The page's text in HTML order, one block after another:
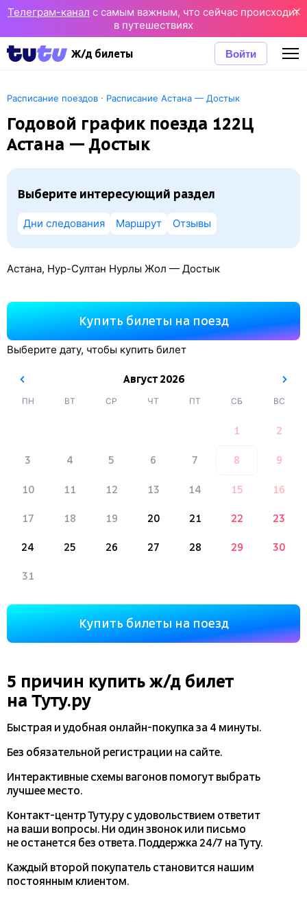
Телеграм-канал с самым важным, что сейчас происходит
в путешествиях
Ж/д билеты Войти
Расписание поездов · Расписание Астана — Достык
Годовой график поезда 122Ц
Астана — Достык
Выберите интересующий раздел
Дни следования Маршрут Отзывы
Астана, Нур-Султан Нурлы Жол — Достык
Купить билеты на поезд
Выберите дату, чтобы купить билет
Август2026
ПН ВТ СР ЧТ ПТ СБ ВС
1 2
3 4 5 6 7 8 9
10 11 12 13 14 15 16
17 18 19 20 21 22 23
24 25 26 27 28 29 30
31
Купить билеты на поезд
5 причин купить ж/д билет
на Туту.ру
Быстрая и удобная онлайн-покупказа 4 минуты.
Без обязательной регистрации на сайте.
Интерактивные схемы вагонов помогут выбрать
лучшее место.
Контакт-центр Туту.ру с удовольствием ответит
на ваши вопросы. Ни один звонок или письмо
не останется без ответа. Поддержка 24/7 на Туту.
Каждый второй покупатель становится нашим
постоянным клиентом.